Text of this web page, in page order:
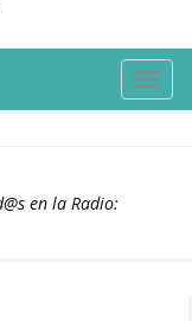
en la Radio: